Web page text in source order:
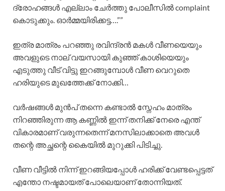
ദ്രോഹങ്ങൾ എല്ലാം ചേർത്തു പോലീസിൽ complaint
കൊടുക്കും. ഓർമ്മയിരിക്കട്ട….””
ഇത്ര മാത്രം പറഞ്ഞു രവിന്ദ്രൻ മകൾ വീണയെയും
അവളുടെ നാല് വയസായി കുഞ്ഞ് കാശിയെയും
എടുത്തു വീട് വിട്ടു ഇറങ്ങുമ്പോൾ വീണ വെറുതെ
ഹരിയുടെ മുഖത്തേക്ക് നോക്കി…
വർഷങ്ങൾ മുൻപ് തന്നെ കണ്ടാൽ സ്നേഹം മാത്രം
നിറഞ്ഞിരുന്ന ആ കണ്ണിൽ ഇന്ന് തനിക്ക് നേരെ എന്ത്
വികാരമാണ് വരുന്നതെന്ന് മനസിലാക്കാതെ അവൾ
തന്റെ അച്ഛന്റെ കൈയിൽ മുറുക്കി പിടിച്ചു.
വീണ വീട്ടിൽ നിന്ന് ഇറങ്ങിയപ്പോൾ ഹരിക്ക് വേണ്ടപ്പെട്ടത്
എന്തോ നഷ്ടമായത് പോലെയാണ് തോന്നിയത്.